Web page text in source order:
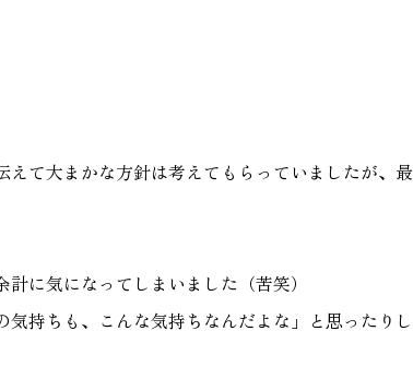
て大まかな方針は考えてもらっていましたが、最
に気になってしまいました（苦笑）
持ちも、こんな気持ちなんだよな」と思ったりし